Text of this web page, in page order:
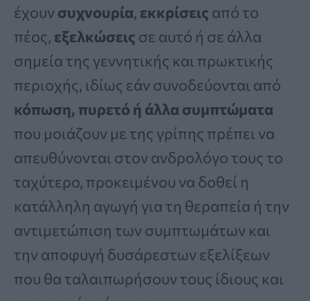
έχουν συχνουρία, εκκρίσεις από το
πέος, εξελκώσεις σε αυτό ή σε άλλα
σημεία της γεννητικής και πρωκτικής
περιοχής, ιδίως εάν συνοδεύονται από
κόπωση, πυρετό ή άλλα συμπτώματα
που μοιάζουν με της γρίπης πρέπει να
απευθύνονται στον ανδρολόγο τους το
ταχύτερο, προκειμένου να δοθεί η
κατάλληλη αγωγή για τη θεραπεία ή την
αντιμετώπιση των συμπτωμάτων και
την αποφυγή δυσάρεστων εξελίξεων
που θα ταλαιπωρήσουν τους ίδιους και